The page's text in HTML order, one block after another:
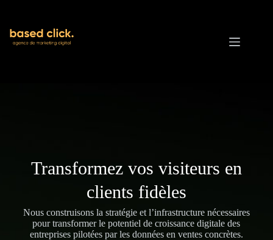
contenu
Transformez vos visiteurs en
clients fidèles
Nous construisons la stratégie et l’infrastructure nécessaires
pour transformer le potentiel de croissance digitale des
entreprises pilotées par les données en ventes concrètes.